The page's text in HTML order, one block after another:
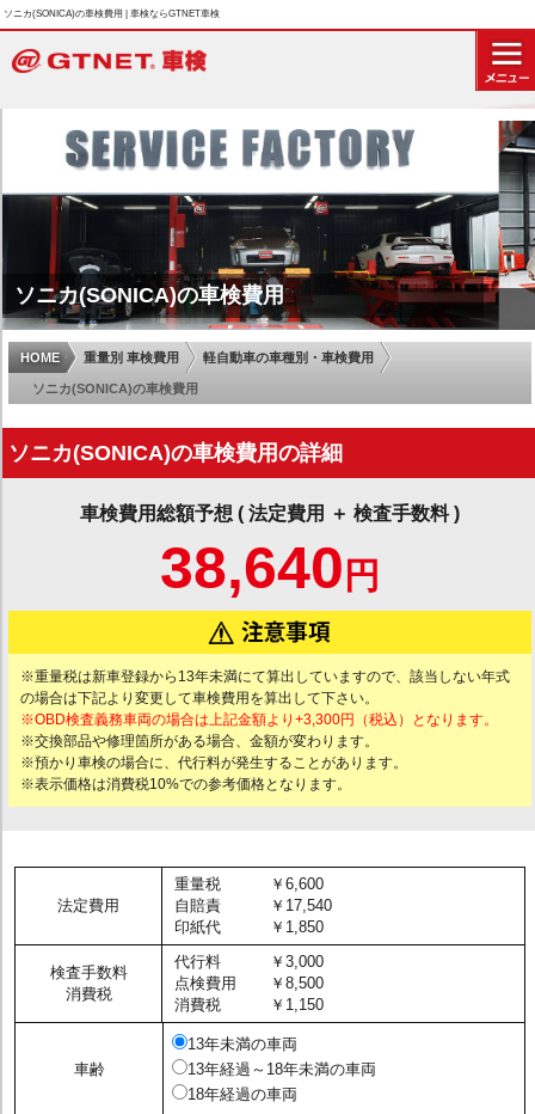
ソニカ(SONICA)の車検費用 | 車検ならGTNET車検
ソニカ(SONICA)の車検費用
HOME 重量別 車検費用 軽自動車の車種別・車検費用
ソニカ(SONICA)の車検費用
ソニカ(SONICA)の車検費用の詳細
車検費用総額予想 ( 法定費用 ＋ 検査手数料 )
38,640 円
※重量税は新車登録から13年未満にて算出していますので、該当しない年式
の場合は下記より変更して車検費用を算出して下さい。
※OBD検査義務車両の場合は上記金額より+3,300円（税込）となります。
※交換部品や修理箇所がある場合、金額が変わります。
※預かり車検の場合に、代行料が発生することがあります。
※表示価格は消費税10%での参考価格となります。
法定費用
重量税
￥6,600
自賠責
￥17,540
印紙代
￥1,850
検査手数料
消費税
代行料
￥3,000
点検費用
￥8,500
消費税
￥1,150
車齢
13年未満の車両
13年経過～18年未満の車両
18年経過の車両